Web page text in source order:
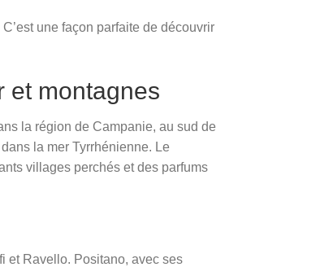
une façon parfaite de découvrir
et montagnes
la région de Campanie, au sud de
la mer Tyrrhénienne. Le
villages perchés et des parfums
et Ravello. Positano, avec ses